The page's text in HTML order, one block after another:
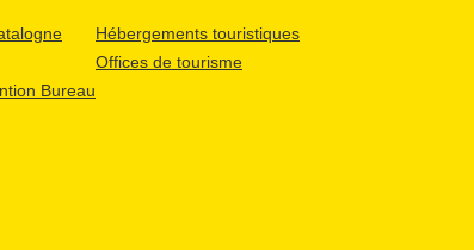
Bureau
Hébergements touristiques
Offices de tourisme